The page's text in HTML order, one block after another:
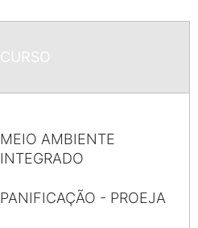
CURSO
MEIO AMBIENTE
INTEGRADO
PANIFICAÇÃO - PROEJA